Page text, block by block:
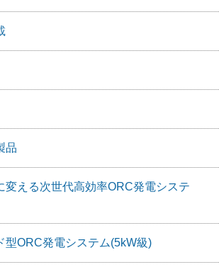
品
変える次世代高効率ORC発電システ
型ORC発電システム(5kW級)